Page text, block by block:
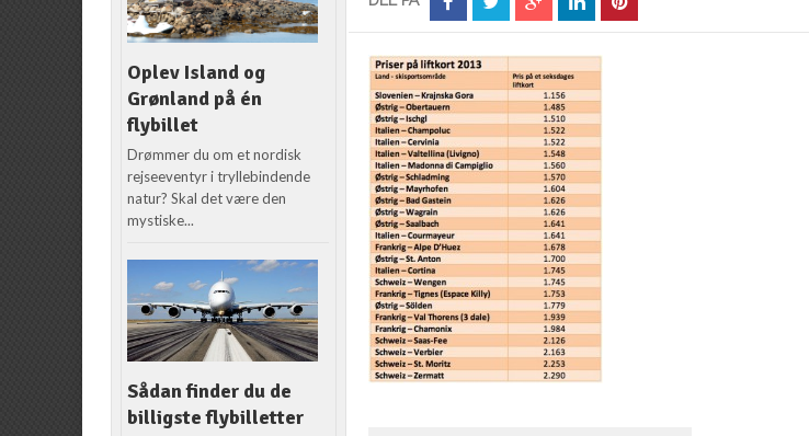
Oplev Island og
Grønland på én
flybillet
Drømmer du om et nordisk
rejseeventyr i tryllebindende
natur? Skal det være den
mystiske...
Sådan finder du de
billigste flybilletter